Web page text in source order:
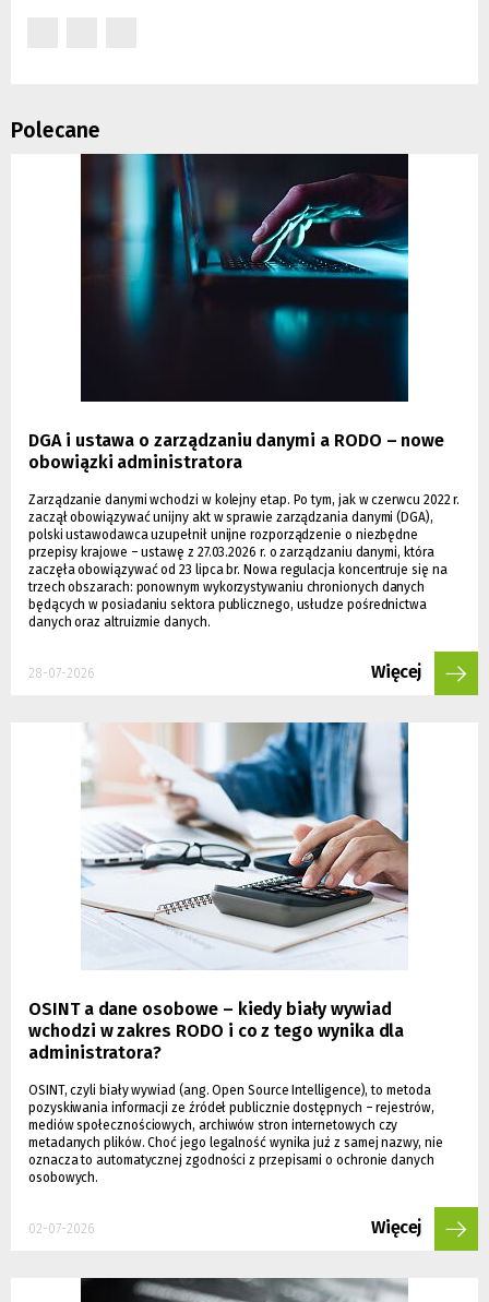
Polecane
DGA i ustawa o zarządzaniu danymi a RODO – nowe
obowiązki administratora
Zarządzanie danymi wchodzi w kolejny etap. Po tym, jak w czerwcu 2022 r.
zaczął obowiązywać unijny akt w sprawie zarządzania danymi (DGA),
polski ustawodawca uzupełnił unijne rozporządzenie o niezbędne
przepisy krajowe – ustawę z 27.03.2026 r. o zarządzaniu danymi, która
zaczęła obowiązywać od 23 lipca br. Nowa regulacja koncentruje się na
trzech obszarach: ponownym wykorzystywaniu chronionych danych
będących w posiadaniu sektora publicznego, usłudze pośrednictwa
danych oraz altruizmie danych.
28-07-2026 Więcej
OSINT a dane osobowe – kiedy biały wywiad
wchodzi w zakres RODO i co z tego wynika dla
administratora?
OSINT, czyli biały wywiad (ang. Open Source Intelligence), to metoda
pozyskiwania informacji ze źródeł publicznie dostępnych – rejestrów,
mediów społecznościowych, archiwów stron internetowych czy
metadanych plików. Choć jego legalność wynika już z samej nazwy, nie
oznacza to automatycznej zgodności z przepisami o ochronie danych
osobowych.
02-07-2026 Więcej